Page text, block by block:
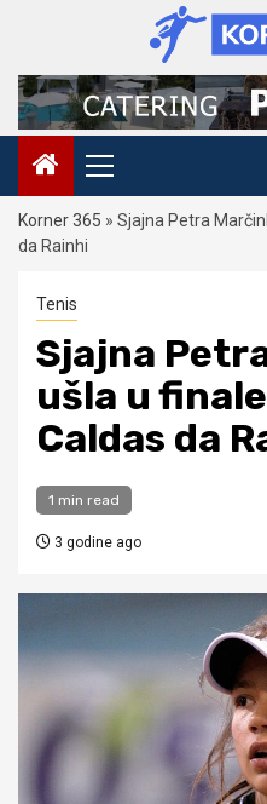
content
Primary
Menu
Korner 365 » Sjajna Petra
da Rainhi
Tenis
Sjajna
ušla u
Caldas da
1 min read
3 godine ago